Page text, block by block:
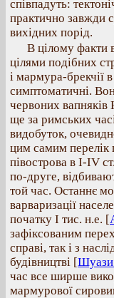
співпадуть:
практично завжди
вихідних порід.
В цілому факти
цілями подібних
і мармура-брекчії
симптоматичні.
червоних
ще за римських
видобуток,
цим самим перелік
півострова в І-ІV
по-друге,
той час. Останнє
варваризації
початку I тис. н.е. [
зафіксованим
справі, так і з
будівництві [Шуази
час все ширше
мармурової